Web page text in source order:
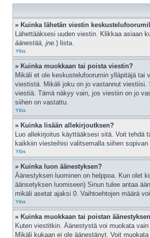
» Kuinka lähetän viestin
Lähettääksesi uuden viestin. Klikkaa asiaan
äänestää, jne.) lista.
Ylös
» Kuinka muokkaan tai poista viestin?
Mikäli et ole keskustelufoorumin ylläpitäjä tai
viestistä. Mikäli joku on jo vastannut viestiisi.
viestiä. Tämä näkyy vain, jos viestiin on jo
siihen on vastattu.
Ylös
» Kuinka lisään allekirjoutksen?
Luo allekirjoitus käyttääksesi sitä. Voit tehdä
kaikkiin viesteihisi valitsemalla siihen
Ylös
» Kuinka luon äänestyksen?
Äänestyksen luominen on helppoa. Kun olet
äänsetyksen luomiseen) Sinun tulee antaa
mikäli asetat ajaksi 0. Vaihtoehtojen määrä
Ylös
» Kuinka muokkaan tai poistan
Kuten viestitkin. Äänestystä voi muokata
Mikäli kukaan ei ole äänestänyt. Voit